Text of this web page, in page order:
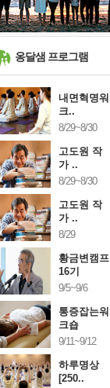
보고 싶은 어머니
유년 시절의 부산 영도 바다
못된 꼰대들
'모른다'는 것
옹달샘 프로그램
내면혁명워
크..
8/29~8/30
고도원 작
가 ..
8/29~8/30
고도원 작
가 ..
8/29
황금변캠프
16기
9/5~9/6
통증잡는워
크숍
9/11~9/12
하루명상
[250..